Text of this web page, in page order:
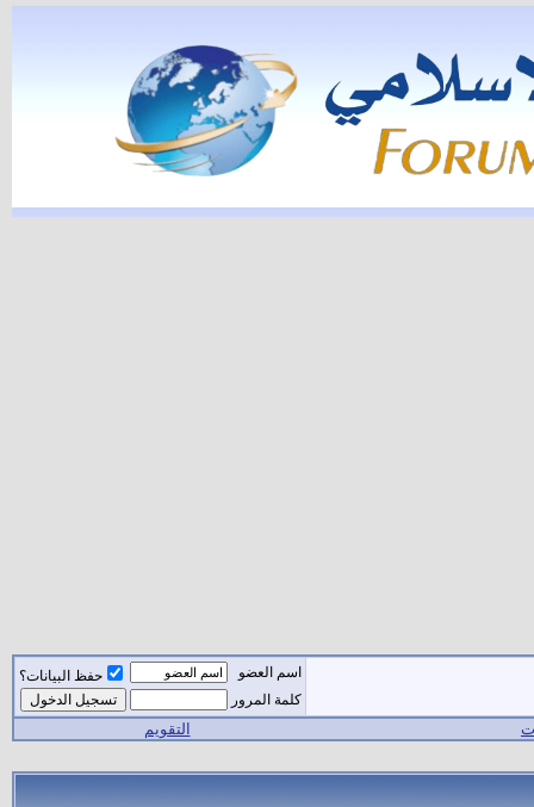
اسم العضو
حفظ البيانات؟
كلمة المرور
التقويم